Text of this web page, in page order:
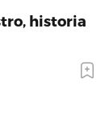
historia